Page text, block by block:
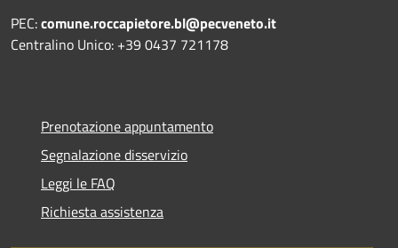
PEC:comune.roccapietore.bl@pecveneto.it
Centralino Unico: +39 0437 721178
Prenotazione appuntamento
Segnalazione disservizio
Leggi le FAQ
Richiesta assistenza